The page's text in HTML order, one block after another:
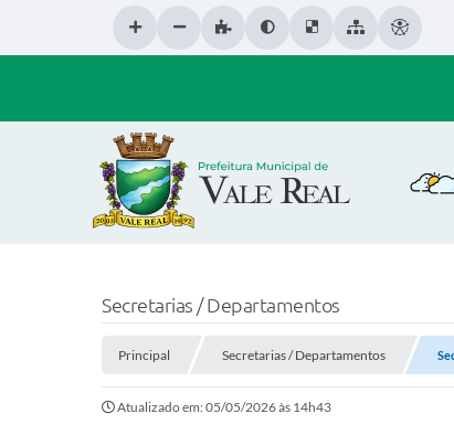
Secretarias / Departamentos
Principal Secretarias / Departamentos
Atualizado em: 05/05/2026 às 14h43